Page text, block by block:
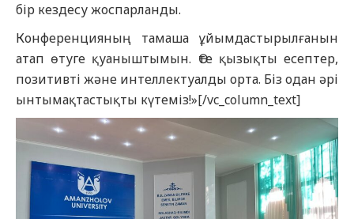
бір кездесу жоспарланды.
Конференцияның тамаша ұйымдастырылғанын
атап өтуге қуаныштымын. Өте қызықты есептер,
позитивті және интеллектуалды орта. Біз одан әрі
ынтымақтастықты күтеміз!»[/vc_column_text]